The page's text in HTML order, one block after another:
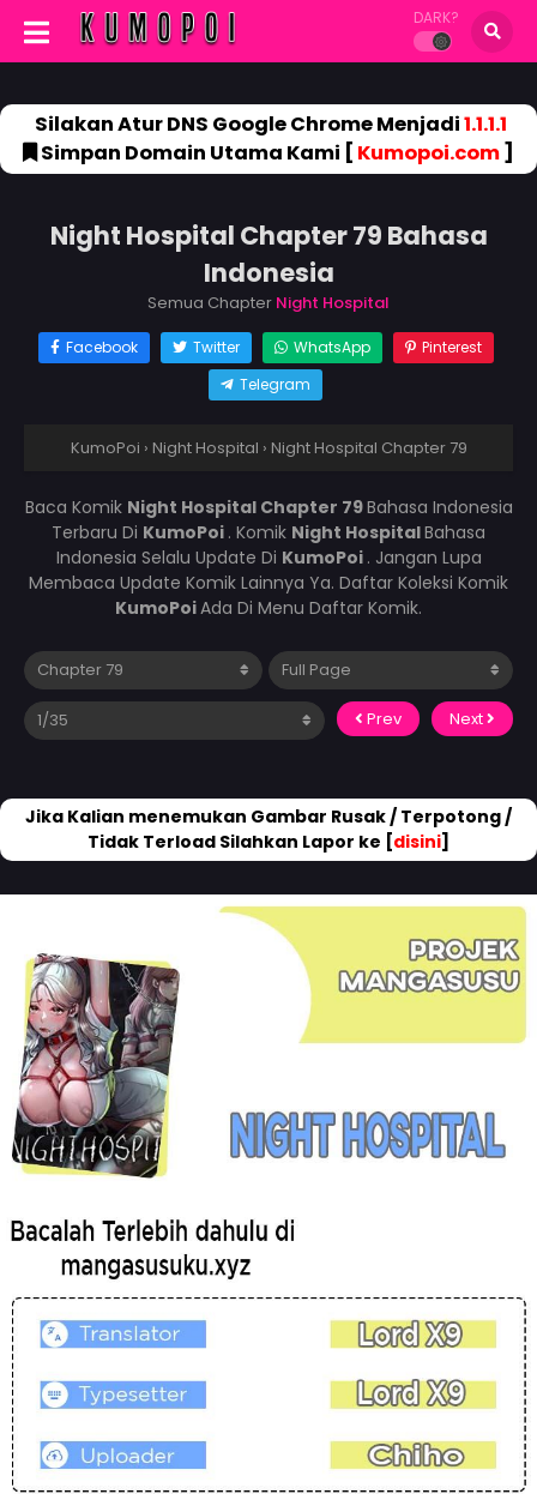
DARK?
Silakan Atur DNS Google Chrome Menjadi1.1.1.1
Simpan Domain Utama Kami [ Kumopoi.com]
Night Hospital Chapter 79 Bahasa
Indonesia
Semua Chapter Night Hospital
Facebook Twitter WhatsApp
Pinterest
Telegram
KumoPoi › Night Hospital › Night Hospital Chapter 79
Baca Komik Night Hospital Chapter 79Bahasa Indonesia
Terbaru Di KumoPoi . Komik Night HospitalBahasa
Indonesia Selalu Update Di KumoPoi . Jangan Lupa
Membaca Update Komik Lainnya Ya. Daftar Koleksi Komik
KumoPoiAda Di Menu Daftar Komik.
Prev Next
Jika Kalian menemukan Gambar Rusak / Terpotong /
Tidak Terload Silahkan Lapor ke [disini]